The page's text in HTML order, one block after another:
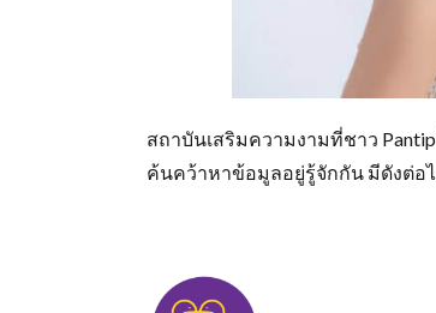
สถาบันเสริมความงามที่ชาว
ค้นคว้าหาข้อมูลอยู่รู้จักกัน มีดังต่อ